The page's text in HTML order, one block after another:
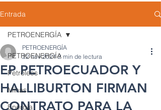
Entrada
PETROENERGÍA
Petróleos
Minas
Energía
PETROENERGÍA
EP PETROECUADOR Y
HALLIBURTON FIRMAN
CONTRATO PARA LA
PETROENERGÍA
22 nov 2021 2 min de lectura